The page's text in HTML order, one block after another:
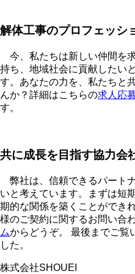
解体工事のプロフェッシ
今、私たちは新しい仲間を
持ち、地域社会に貢献したい
す。あなたの力を、私たちと
んか？詳細はこちらの求人応
す。
共に成長を目指す協力会
弊社は、信頼できるパート
いと考えています。まずは短
期的な関係を築くことができ
様のご契約に関するお問い合
ムからどうぞ。 最後までご覧
した。
株式会社SHOUEI